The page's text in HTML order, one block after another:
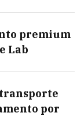
premium
Lab
por